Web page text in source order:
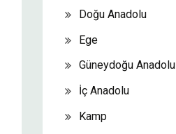
Doğu Anadolu
Ege
Güneydoğu Anadolu
İç Anadolu
Kamp